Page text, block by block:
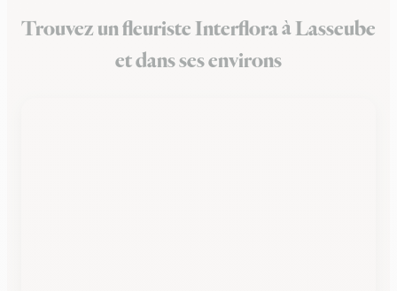
Trouvez un fleuriste Interflora à Lasseube
et dans ses environs